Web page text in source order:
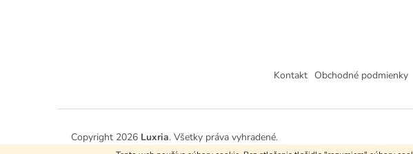
Kontakt Obchodné podmienky
Copyright 2026 Luxria. Všetky práva vyhradené.